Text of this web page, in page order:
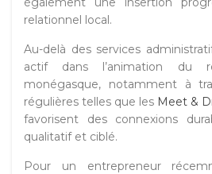
relationnel local.
Au-delà des services
actif dans l’animation du
monégasque, notamment à
régulières telles que les Meet &
favorisent des connexions
qualitatif et ciblé.
Pour un entrepreneur